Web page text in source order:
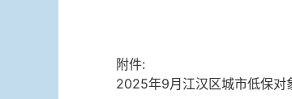
附件:
2025年9月江汉区城市低保对